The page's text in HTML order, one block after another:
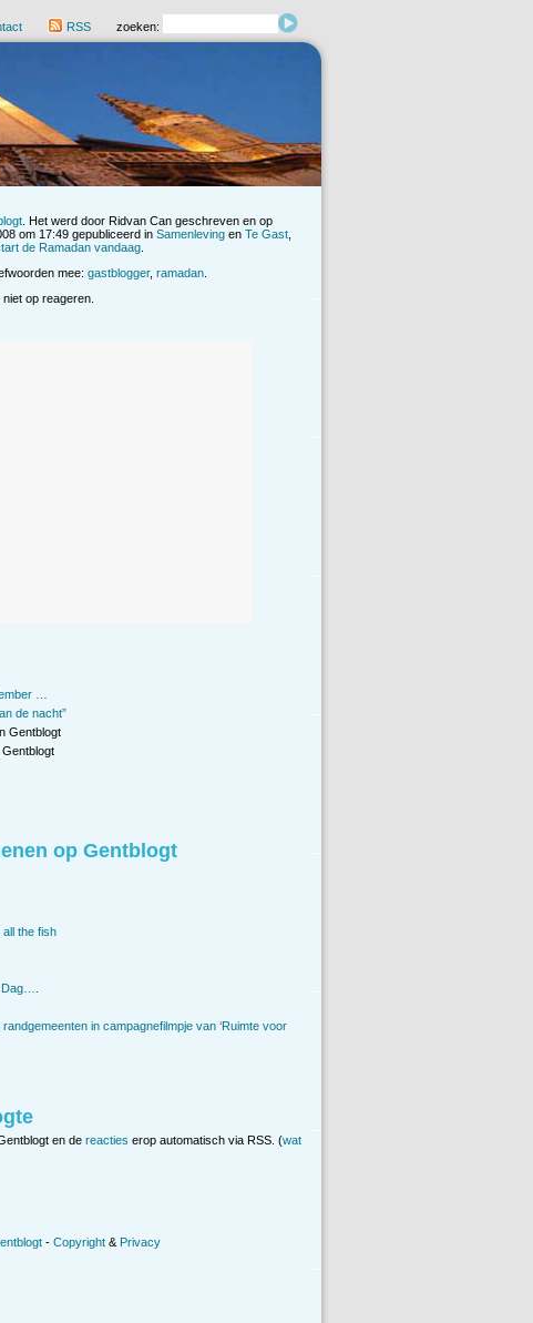
RSS zoeken:
. Het werd door Ridvan Can geschreven en op
om 17:49 gepubliceerd in Samenleving en Te Gast
de Ramadan vandaag
mee: gastblogger, ramadan
op reageren.
…
de nacht”
Gentblogt
op Gentblogt
the fish
in campagnefilmpje van ‘Ruimte voor
en de reacties erop automatisch via RSS. (wat
- Copyright & Privacy